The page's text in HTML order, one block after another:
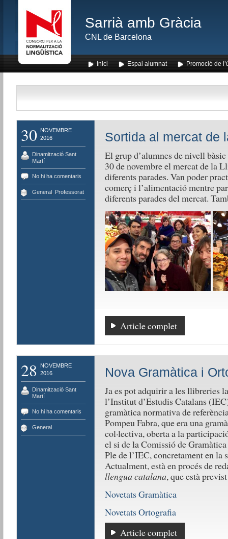
Sarrià amb Gràcia
CNL de Barcelona
Inici Espai alumnat Promoció de
30
NOVEMBRE
2016
Dinamització Sant
Martí
No hi ha comentaris
General, Professorat
Sortida al mercat de
El grup d’alumnes de nivell
30 de novembre el mercat de la
diferents parades. Van poder
comerç i l’alimentació mentre
diferents parades del mercat.
Article complet
28
NOVEMBRE
2016
Dinamització Sant
Martí
No hi ha comentaris
General
Nova Gramàtica i
Ja es pot adquirir a les llibreries
l’Institut d’Estudis Catalans
gramàtica normativa de
Pompeu Fabra, que era una
col·lectiva, oberta a la
el si de la Comissió de
Ple de l’IEC, concretament en la
Actualment, està en procés de
llengua catalana, que està
Novetats Gramàtica
Novetats Ortografia
Article complet